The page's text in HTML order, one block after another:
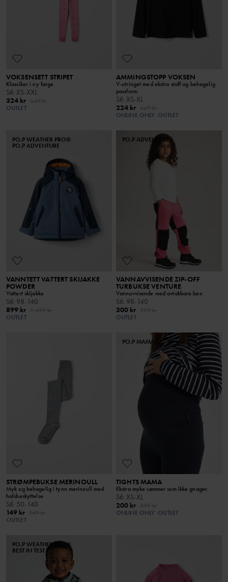
VOKSENSETT STRIPET
Klassiker i ny farge
Stl: XS-XXL
324 kr
OUTLET
AMMINGSTOPP VOKSEN
V-utringet med ekstra stoff og behagelig
passform
Stl: XS-XL
224 kr
ONLINE ONLY OUTLET
PO.P WEATHER PRO®
PO.P ADVENTURE
VANNTETT VATTERT SKIJAKKE
POWDER
Vattert skijakke
Stl : 98-140
899 kr
OUTLET
PO.P ADVENTURE
VANNAVVISENDE ZIP-OFF
TURBUKSE VENTURE
Vannavvisende med avtakbare ben
Stl : 98-140
300 kr
OUTLET
STRØMPEBUKSE MERINOULL
Myk og behagelig i tynn merinoull med
halsbeskyttelse
Stl: 50-140
149 kr
OUTLET
PO.P MAMA
TIGHTS MAMA
Ekstra myke sømmer som ikke gnager.
Stl: XS-XL
200 kr
ONLINE ONLY OUTLET
PO.P WEATHER PRO®
BEST IN TEST